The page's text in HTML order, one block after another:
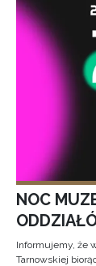
NOC
Informujemy, że
Tarnowskiej